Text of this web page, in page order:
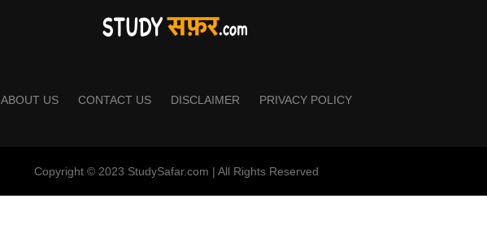
ABOUT US CONTACT US DISCLAIMER PRIVACY POLICY
Copyright © 2023 StudySafar.com | All Rights Reserved